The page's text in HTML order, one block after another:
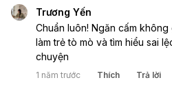
Trương Yến
Chuẩn luôn! Ngăn cấm
làm trẻ tò mò và tìm hiểu sai
chuyện
1 năm trước Thích Trả lời